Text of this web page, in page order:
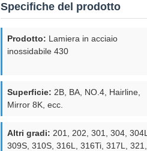
Specifiche del prodotto
Prodotto: Lamiera in acciaio
inossidabile 430
Superficie: 2B, BA, NO.4, Hairline,
Mirror 8K, ecc.
Altri gradi: 201, 202, 301, 304, 304L,
309S, 310S, 316L, 316Ti, 317L, 321,